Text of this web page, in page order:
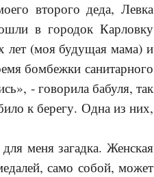
второго деда, Левка
в городок Карловку
лет (моя будущая мама) и
бомбежки санитарного
- говорила бабуля, так
к берегу. Одна из них,
меня загадка. Женская
само собой, может